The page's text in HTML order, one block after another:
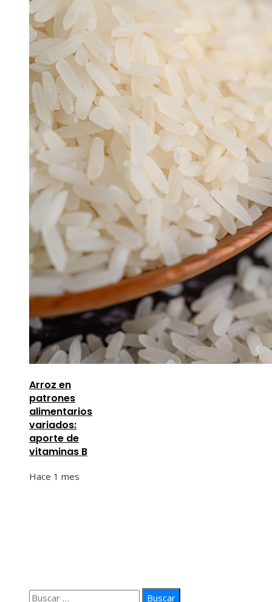
Arroz en
patrones
alimentarios
variados:
aporte de
vitaminas B
Hace 1 mes
Buscar: